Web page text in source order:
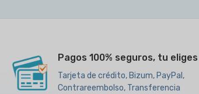
Pagos 100% seguros, tu eliges
Tarjeta de crédito, Bizum, PayPal,
Contrareembolso, Transferencia